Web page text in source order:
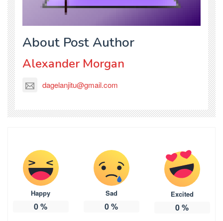
About Post Author
Alexander Morgan
dagelanjitu@gmail.com
Happy
0%
Sad
0%
Excited
0%